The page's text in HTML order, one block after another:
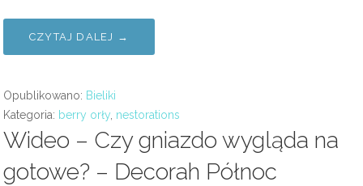
CZYTAJ DALEJ →
Opublikowano: Bieliki
Kategoria: berry orły nestorations
Wideo – Czy gniazdo wygląda na
gotowe? – Decorah Północ